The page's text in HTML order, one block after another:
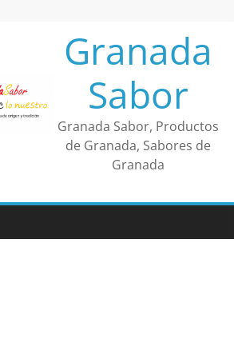
Granada
Sabor
Granada Sabor, Productos
de Granada, Sabores de
Granada